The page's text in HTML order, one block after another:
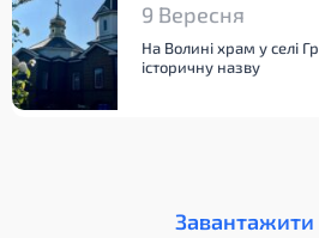
9 Вересня
На Волині храм у селі
історичну назву
Завантажити